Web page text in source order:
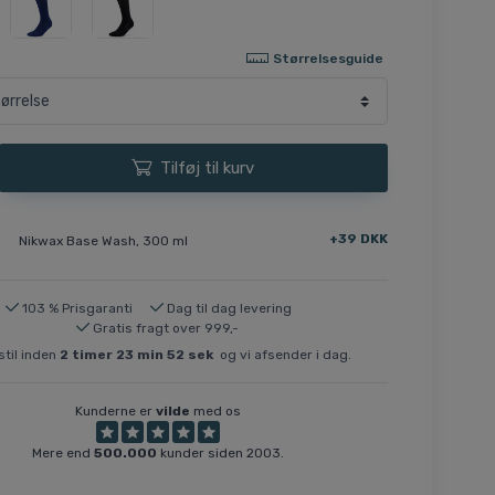
Størrelsesguide
Tilføj til kurv
Nikwax Base Wash, 300 ml +39 DKK
103 % Prisgaranti
Dag til dag levering
Gratis fragt over 999,-
inden 2 timer 23 min 52 sekog vi afsender i dag.
Kunderne er vilde med os
Mere end 500.000 kunder siden 2003.